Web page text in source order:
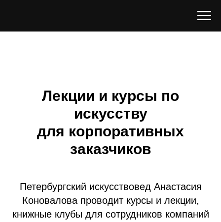
Лекции и курсы по
искусству
для корпоративных
заказчиков
Петербургский искусствовед Анастасия
Коновалова проводит курсы и лекции,
книжные клубы для сотрудников компаний